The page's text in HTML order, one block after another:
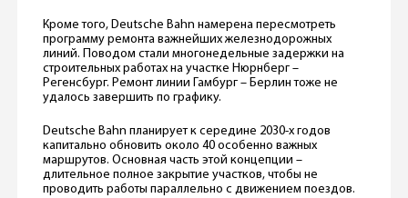
Кроме того, Deutsche Bahn намерена пересмотреть
программу ремонта важнейших железнодорожных
линий. Поводом стали многонедельные задержки на
строительных работах на участке Нюрнберг –
Регенсбург. Ремонт линии Гамбург – Берлин тоже не
удалось завершить по графику.
Deutsche Bahn планирует к середине 2030-х годов
капитально обновить около 40 особенно важных
маршрутов. Основная часть этой концепции –
длительное полное закрытие участков, чтобы не
проводить работы параллельно с движением поездов.